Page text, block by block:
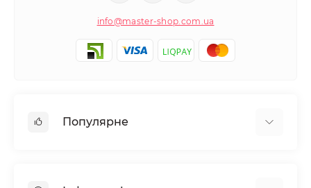
info@master-shop.com.ua
Популярне